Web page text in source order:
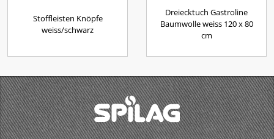
Stoffleisten Knöpfe
weiss/schwarz
Dreiecktuch Gastroline
Baumwolle weiss 120 x 80
cm